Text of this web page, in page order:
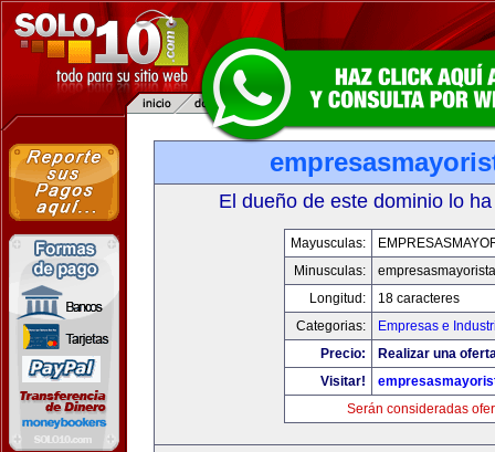
El dueño de este dominio lo
Mayusculas:
Minusculas:
Longitud:
18 caracteres
Categorias:
Empresas e
Precio:
Realizar una
Visitar!
Serán consideradas